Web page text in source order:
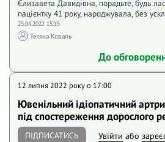
Єлизавета Давидівна, порадьте, будь
пацієнтку 41 року, народжувала, без
25.04.2022 15:15
Тетяна Коваль
До
12 липня 2022 року o 17:00
Ювенільний ідіопатичний
під спостереження дорослого
ПІДПИСАТИСЬ Увійти або